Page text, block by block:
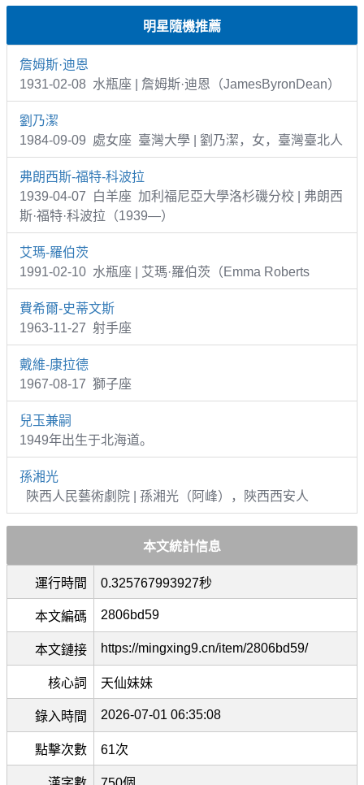
明星隨機推薦
詹姆斯·迪恩
1931-02-08 水瓶座 | 詹姆斯·迪恩（JamesByronDean）
劉乃潔
1984-09-09 處女座 臺灣大學 | 劉乃潔，女，臺灣臺北人
弗朗西斯-福特-科波拉
1939-04-07 白羊座 加利福尼亞大學洛杉磯分校 | 弗朗西
斯·福特·科波拉（1939—）
艾瑪-羅伯茨
1991-02-10 水瓶座 | 艾瑪·羅伯茨（Emma Roberts
費希爾-史蒂文斯
1963-11-27 射手座
戴維-康拉德
1967-08-17 獅子座
兒玉兼嗣
1949年出生于北海道。
孫湘光
陜西人民藝術劇院 | 孫湘光（阿峰），陜西西安人
本文統計信息
運行時間 0.325767993927秒
本文編碼 2806bd59
本文鏈接 https://mingxing9.cn/item/2806bd59/
核心詞 天仙妹妹
錄入時間 2026-07-01 06:35:08
點擊次數 61次